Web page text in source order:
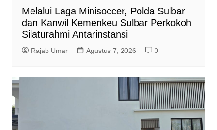
Melalui Laga Minisoccer, Polda Sulbar
dan Kanwil Kemenkeu Sulbar Perkokoh
Silaturahmi Antarinstansi
Rajab Umar Agustus 7, 2026 0